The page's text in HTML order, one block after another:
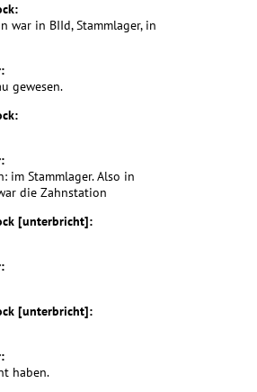
war in BIId, Stammlager, in
gewesen.
im Stammlager. Also in
die Zahnstation
[unterbricht]:
[unterbricht]:
haben.